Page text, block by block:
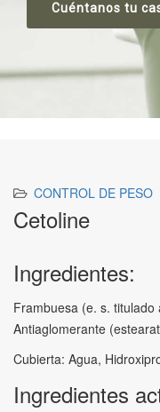
Cuéntanos tu
CONTROL DE PESO
Cetoline
Ingredientes:
Frambuesa (e. s.
Antiaglomerante
Cubierta: Agua,
Ingredientes